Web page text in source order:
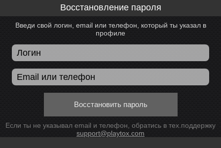
Восстановление пароля
Введи свой логин, email или телефон, который ты указал в
профиле
Восстановить пароль
Если ты не указывал email и телефон, обратись в тех.поддержку
support@playtox.com